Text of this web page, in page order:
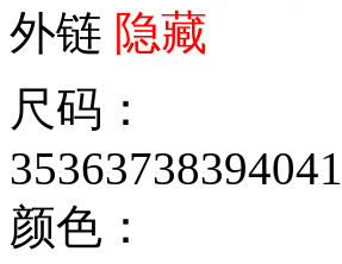
外链 隐藏
尺码：
35363738394041
颜色：